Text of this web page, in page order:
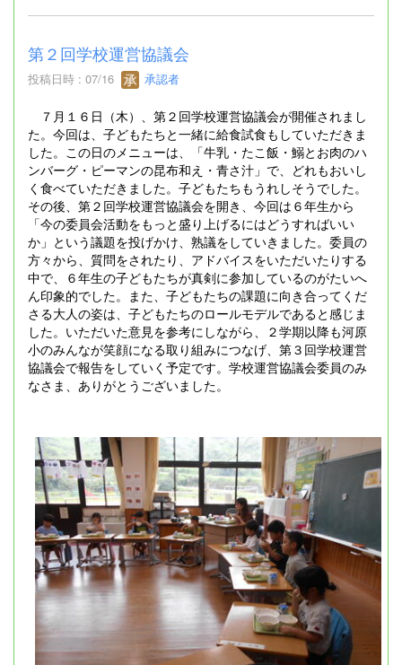
第２回学校運営協議会
投稿日時 : 07/16 承認者
７月１６日（木）、第２回学校運営協議会が開催されまし
た。今回は、子どもたちと一緒に給食試食もしていただきま
した。この日のメニューは、「牛乳・たこ飯・鰯とお肉のハ
ンバーグ・ピーマンの昆布和え・青さ汁」で、どれもおいし
く食べていただきました。子どもたちもうれしそうでした。
その後、第２回学校運営協議会を開き、今回は６年生から
「今の委員会活動をもっと盛り上げるにはどうすればいい
か」という議題を投げかけ、熟議をしていきました。委員の
方々から、質問をされたり、アドバイスをいただいたりする
中で、６年生の子どもたちが真剣に参加しているのがたいへ
ん印象的でした。また、子どもたちの課題に向き合ってくだ
さる大人の姿は、子どもたちのロールモデルであると感じま
した。いただいた意見を参考にしながら、２学期以降も河原
小のみんなが笑顔になる取り組みにつなげ、第３回学校運営
協議会で報告をしていく予定です。学校運営協議会委員のみ
なさま、ありがとうございました。